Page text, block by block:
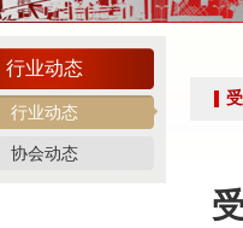
机制 护航协会健康发展——北拍协
促行业提质效——协会张颖秘书长参
流 产教融合共发展——联合党委委
年“诚信兴商”倡议企业征集活动的通
行业动态
行业动态
协会动态